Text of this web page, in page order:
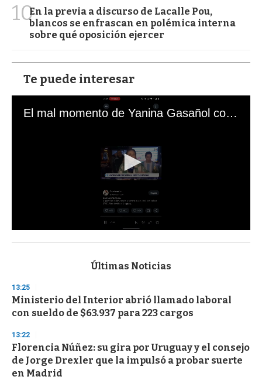
10En la previa a discurso de Lacalle Pou,
blancos se enfrascan en polémica interna
sobre qué oposición ejercer
Te puede interesar
El mal momento de Yanina Gasañol con un hincha argentino en "Subrayado"
s
d
s
o
f
3
s
e
c
o
Últimas Noticias
13:25
Ministerio del Interior abrió llamado laboral
con sueldo de $63.937 para 223 cargos
13:22
Florencia Núñez: su gira por Uruguay y el consejo
de Jorge Drexler que la impulsó a probar suerte
en Madrid